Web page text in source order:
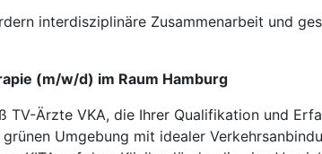
interdisziplinäre Zusammenarbeit und
(m/w/d) im Raum Hamburg
TV-Ärzte VKA, die Ihrer Qualifikation und
Umgebung mit idealer